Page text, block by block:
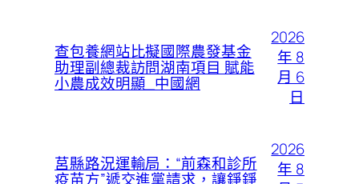
查包養網站比擬國際農發基金
助理副總裁訪問湖南項目 賦能
小農成效明顯_中國網
2026
年 8
月 6
日
莒縣路況運輸局：“前森和診所
疫苗方”遞交進黨請求，讓錚錚
2026
年 8